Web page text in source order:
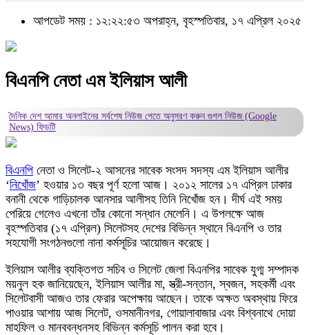
আপডেট সময় : ১২:২২:৫৩ অপরাহ্ন, বৃহস্পতিবার, ১৭ এপ্রিল ২০২৫
বিএনপি নেতা এম ইলিয়াস আলী
দৈনিক দেশ আমার অনলাইনের সর্বশেষ নিউজ পেতে অনুসরণ করুন গুগল নিউজ (Google
News) ফিডটি
বিএনপি নেতা ও সিলেট-২ আসনের সাবেক সংসদ সদস্য এম ইলিয়াস আলীর
‘নিখোঁজ’ হওয়ার ১৩ বছর পূর্ণ হলো আজ। ২০১২ সালের ১৭ এপ্রিল ঢাকার
বনানী থেকে গাড়িচালক আনসার আলীসহ তিনি নিখোঁজ হন। দীর্ঘ এই সময়
পেরিয়ে গেলেও এখনো তাঁর কোনো সন্ধান মেলেনি। এ উপলক্ষে আজ
বৃহস্পতিবার (১৭ এপ্রিল) সিলেটসহ দেশের বিভিন্ন স্থানে বিএনপি ও তার
সহযোগী সংগঠনগুলো নানা কর্মসূচির আয়োজন করেছে।
ইলিয়াস আলীর ব্যক্তিগত সচিব ও সিলেট জেলা বিএনপির সাবেক যুগ্ম সম্পাদক
ময়নুল হক জানিয়েছেন, ইলিয়াস আলীর মা, স্ত্রী-সন্তান, স্বজন, সহকর্মী এবং
সিলেটবাসী আজও তার ফেরার অপেক্ষায় আছেন। তাকে অক্ষত অবস্থায় ফিরে
পাওয়ার আশায় আজ সিলেট, ওসমানীনগর, গোয়ালাবাজার এবং বিশ্বনাথে দোয়া
মাহফিল ও মানববন্ধনসহ বিভিন্ন কর্মসূচি পালন করা হবে।